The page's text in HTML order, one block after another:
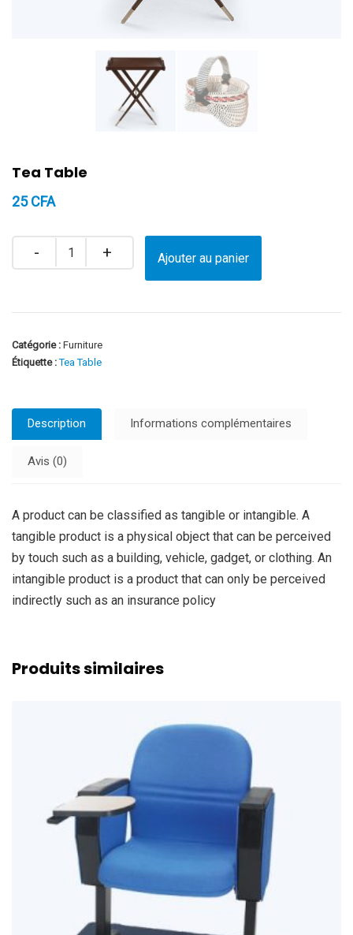
Tea Table
25CFA
Ajouter au panier
Catégorie : Furniture
Étiquette :Tea Table
Description Informations complémentaires
Avis (0)
A product can be classified as tangible or intangible. A
tangible product is a physical object that can be perceived
by touch such as a building, vehicle, gadget, or clothing. An
intangible product is a product that can only be perceived
indirectly such as an insurance policy
Produits similaires